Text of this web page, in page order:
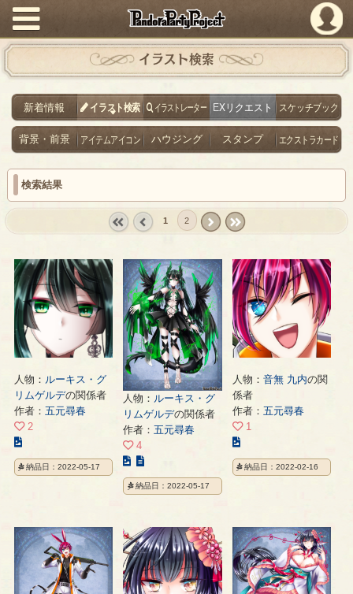
PandoraPartyProject
イラスト検索
新着情報 イラスト検索 イラストレーター EXリクエスト スケッチブック
背景・前景 アイテムアイコン ハウジング スタンプ エクストラカード
検索結果
1 2
人物： ルーキス・グ
リムゲルデの関係者
作者： 五元尋春
2
の
イ
の
ペ
ジ
納品日：2022-05-17
人物： ルーキス・グ
リムゲルデの関係者
作者：五元尋春
4
の
イ
ト
の
ペ
ー
納品日：2022-05-17
人物： 音無 九内の関
係者
作者： 五元尋春
1
の
イ
の
ペ
ー
ジ
納品日：2022-02-16